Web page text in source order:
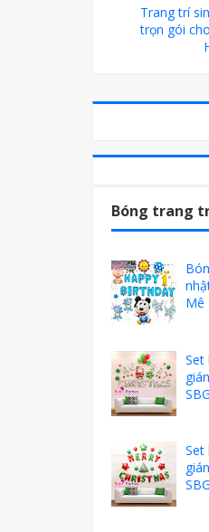
Trang trí
trọn gói
Bóng trang
Mê
Set
Set